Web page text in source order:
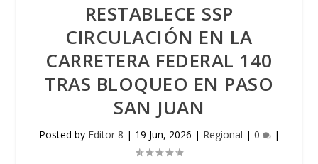
RESTABLECE SSP
CIRCULACIÓN EN LA
CARRETERA FEDERAL 140
TRAS BLOQUEO EN PASO
SAN JUAN
Posted by Editor 8 | 19 Jun, 2026 | Regional | 0 |